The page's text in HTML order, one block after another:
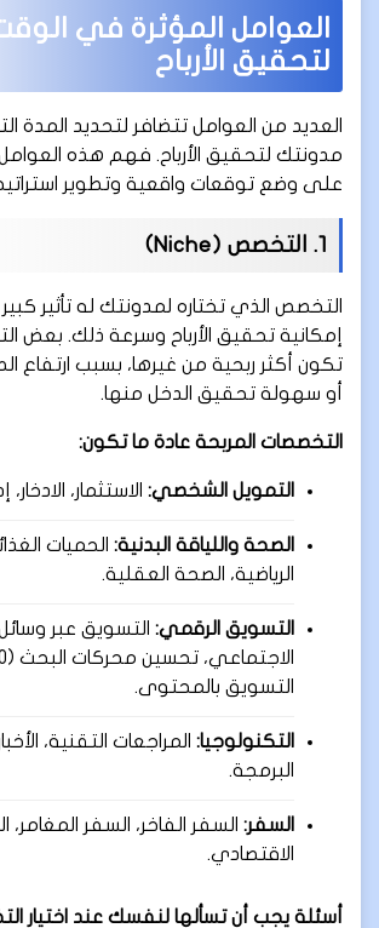
العوامل المؤثرة في الوقت
لتحقيق الأرباح
العديد من العوامل تتضافر لتحديد المدة
مدونتك لتحقيق الأرباح. فهم هذه
على وضع توقعات واقعية وتطوير
1. التخصص (Niche)
التخصص الذي تختاره لمدونتك له تأثير
إمكانية تحقيق الأرباح وسرعة ذلك. بعض
تكون أكثر ربحية من غيرها، بسبب ارتفاع
أو سهولة تحقيق الدخل منها.
التخصصات المربحة عادة ما تكون:
التمويل الشخصي:الاستثمار، الادخار،
الصحة واللياقة البدنية:الحميات
الرياضية، الصحة العقلية.
التسويق الرقمي:التسويق عبر وسائل
التسويق بالمحتوى.
التكنولوجيا:المراجعات التقنية،
البرمجة.
السفر:السفر الفاخر، السفر المغامر،
الاقتصادي.
أسئلة يجب أن تسألها لنفسك عند اختيار